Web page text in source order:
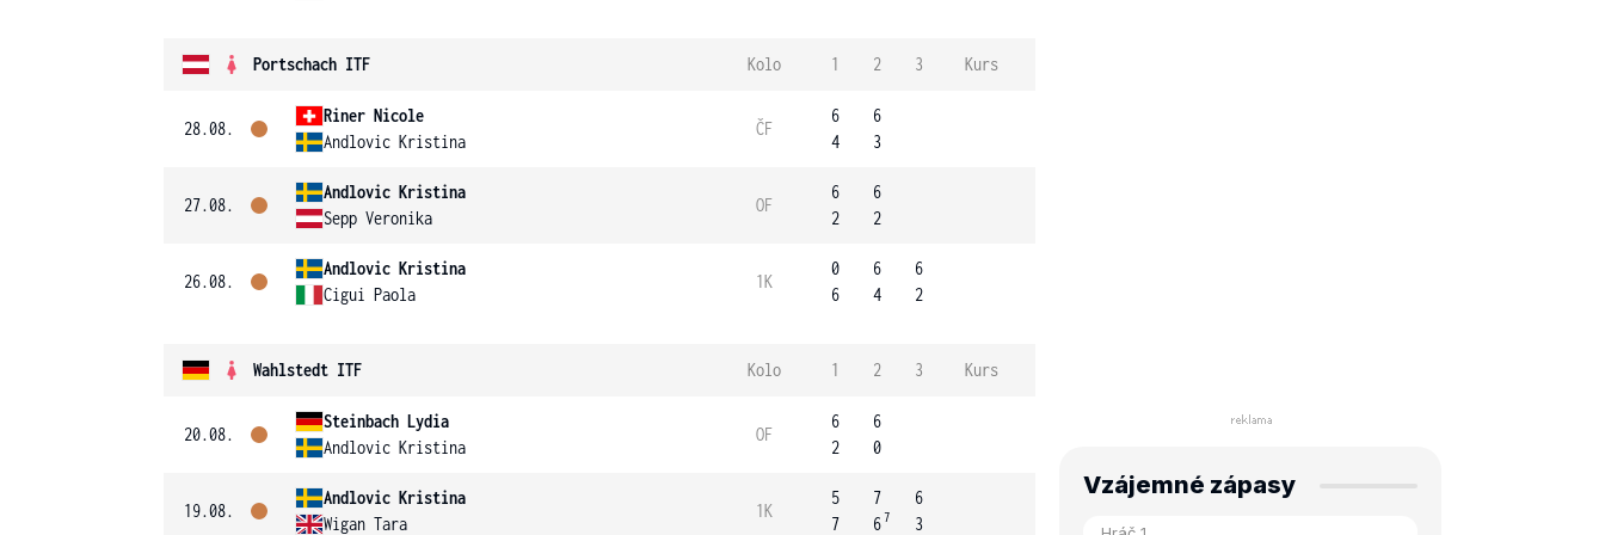
Portschach ITF Kolo 1 2 3 Kurs
28.08.
Riner Nicole
Andlovic Kristina
ČF
6
4
6
3
27.08.
Andlovic Kristina
Sepp Veronika
OF
6
2
6
2
26.08.
Andlovic Kristina
Cigui Paola
1K
0
6
6
4
6
2
Wahlstedt ITF Kolo 1 2 3 Kurs
20.08.
Steinbach Lydia
Andlovic Kristina
OF
6
2
6
0
19.08.
Andlovic Kristina
Wigan Tara
1K
5
7
7
67
6
3
Vzájemné zápasy